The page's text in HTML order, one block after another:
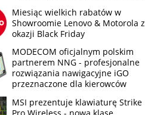
Miesiąc wielkich rabatów w
Showroomie Lenovo & Motorola z
okazji Black Friday
MODECOM oficjalnym polskim
partnerem NNG - profesjonalne
rozwiązania nawigacyjne iGO
przeznaczone dla kierowców
MSI prezentuje klawiaturę Strike
Pro Wireless - nową klasę